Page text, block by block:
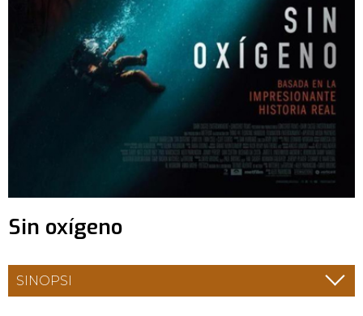
Sin oxígeno
SINOPSI